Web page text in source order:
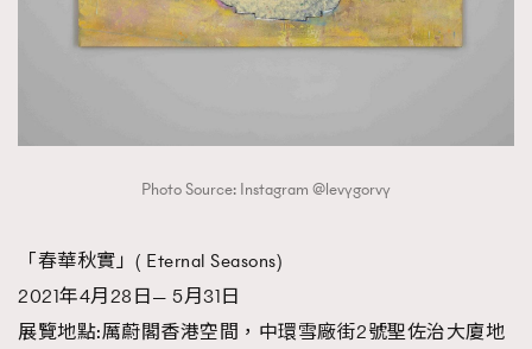
Photo Source: Instagram @levygorvy
「春華秋實」( Eternal Seasons)
2021年4月28日— 5月31日
展覽地點:厲蔚閣香港空間，中環雪廠街2號聖佐治大廈地